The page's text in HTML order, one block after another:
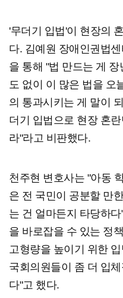
'무더기 입법'이 현장의
다. 김예원 장애인권법
을 통해 "법 만드는 게
도 없이 이 많은 법을 오
의 통과시키는 게 말이
더기 입법으로 현장 혼
라"라고 비판했다.
천주현 변호사는 "아동
은 전 국민이 공분할 만
는 건 얼마든지 타당하
을 바로잡을 수 있는 정
고형량을 높이기 위한
국회의원들이 좀 더 입
다"고 했다.